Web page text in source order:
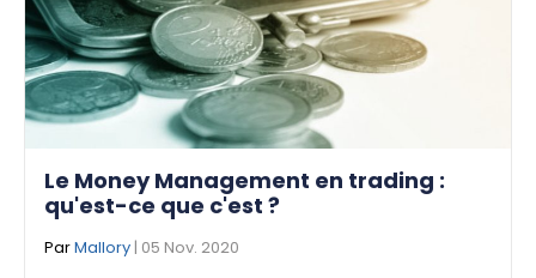
Le Money Management en trading :
qu'est-ce que c'est ?
ParMallory | 05 Nov. 2020